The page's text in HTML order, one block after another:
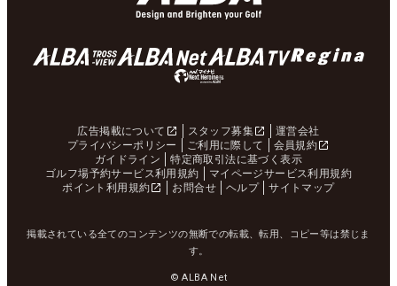
広告掲載について スタッフ募集
運営会社
プライバシーポリシー
ご利用に際して
会員規約
ガイドライン
特定商取引法に基づく表示
ゴルフ場予約サービス利用規約
マイページサービス利用規約
ポイント利用規約
お問合せ ヘルプ サイトマップ
掲載されている全てのコンテンツの無断での転載、転用、コピー等は禁じま
す。
© ALBA Net